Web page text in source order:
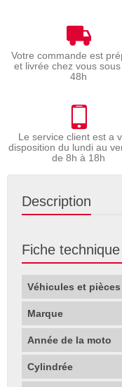
Votre commande est
et livrée chez vous
48h
Le service client est a
disposition du lundi au
de 8h à 18h
Description
Fiche technique
Véhicules et pièces
Marque
Année de la moto
Cylindrée